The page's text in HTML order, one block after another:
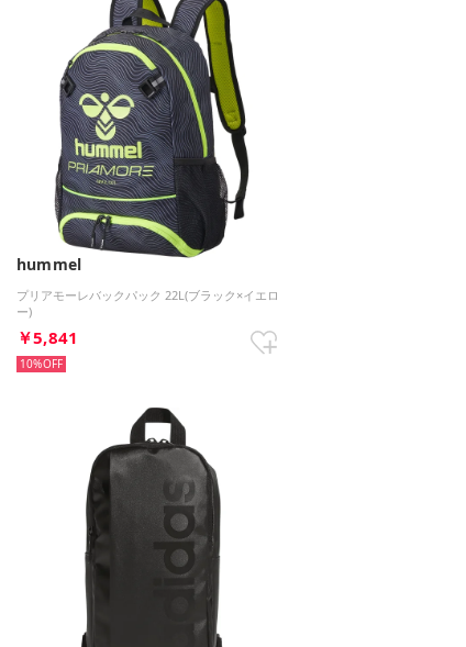
hummel
プリアモーレバックパック 22L(ブラック×イエロ
ー)
￥5,841
10%